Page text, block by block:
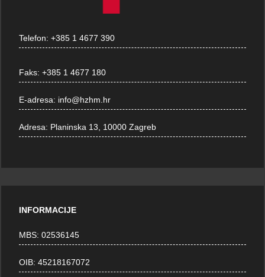
Telefon:+385 1 4677 390
Faks:+385 1 4677 180
E-adresa: info@hzhm.hr
Adresa: Planinska 13, 10000 Zagreb
INFORMACIJE
MBS: 02536145
OIB: 45218167072